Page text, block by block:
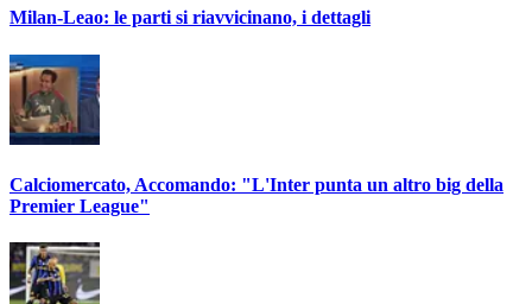
Milan-Leao: le parti si riavvicinano, i dettagli
Calciomercato, Accomando: "L'Inter punta un altro big della
Premier League"